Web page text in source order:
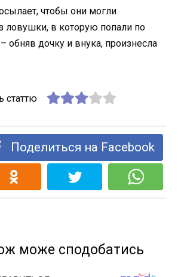
чтобы они могли
ловушки, в которую попали по
обняв дочку и внука, произнесла
статтю
Поделиться на Facebook
може сподобатись